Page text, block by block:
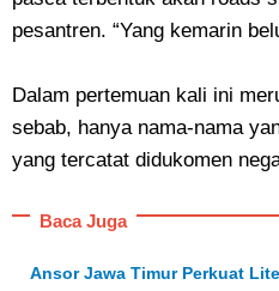
pesantren. “Yang kemarin
Dalam pertemuan kali ini
sebab, hanya nama-nama
yang tercatat didukomen
Baca Juga
Ansor Jawa Timur Perkuat